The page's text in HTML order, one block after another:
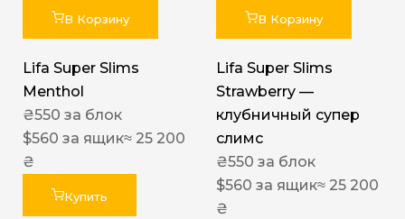
В Корзину
Lifa Super Slims
Menthol
₴550 за блок
$560 за ящик≈ 25 200
₴
Купить
В Корзину
Lifa Super Slims
Strawberry —
клубничный супер
слимс
₴550 за блок
$560 за ящик≈ 25 200
₴